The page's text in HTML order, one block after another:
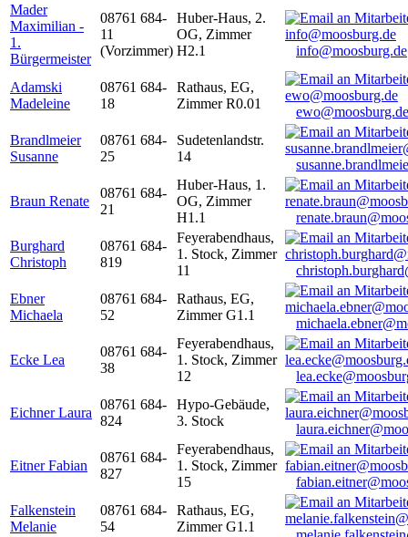
Mader
Maximilian -
1.
Bürgermeister
08761 684-
11
(Vorzimmer)
Huber-Haus, 2.
OG, Zimmer
H2.1
info@moosburg.de
Adamski
Madeleine
08761 684-
18
Rathaus, EG,
Zimmer R0.01
ewo@moosburg.de
Brandlmeier
Susanne
08761 684-
25
Sudetenlandstr.
14
Braun Renate
08761 684-
21
Huber-Haus, 1.
OG, Zimmer
H1.1
Burghard
Christoph
08761 684-
819
Feyerabendhaus,
1. Stock, Zimmer
11
Ebner
Michaela
08761 684-
52
Rathaus, EG,
Zimmer G1.1
Ecke Lea
08761 684-
38
Feyerabendhaus,
1. Stock, Zimmer
12
Eichner Laura
08761 684-
824
Hypo-Gebäude,
3. Stock
Eitner Fabian
08761 684-
827
Feyerabendhaus,
1. Stock, Zimmer
15
Falkenstein
Melanie
08761 684-
54
Rathaus, EG,
Zimmer G1.1